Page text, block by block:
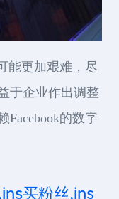
能更加艰难，尽
于企业作出调整
Facebook的数字
买粉丝,ins